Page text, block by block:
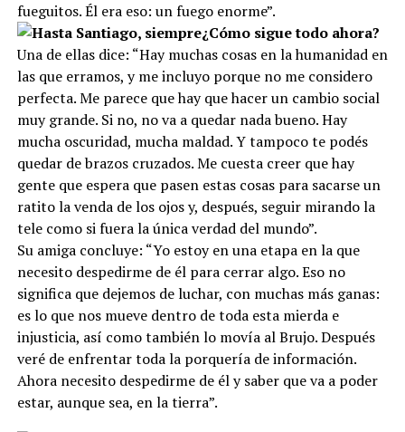
fueguitos. Él era eso: un fuego enorme”.
¿Cómo sigue todo ahora?
Una de ellas dice: “Hay muchas cosas en la humanidad en
las que erramos, y me incluyo porque no me considero
perfecta. Me parece que hay que hacer un cambio social
muy grande. Si no, no va a quedar nada bueno. Hay
mucha oscuridad, mucha maldad. Y tampoco te podés
quedar de brazos cruzados. Me cuesta creer que hay
gente que espera que pasen estas cosas para sacarse un
ratito la venda de los ojos y, después, seguir mirando la
tele como si fuera la única verdad del mundo”.
Su amiga concluye: “Yo estoy en una etapa en la que
necesito despedirme de él para cerrar algo. Eso no
significa que dejemos de luchar, con muchas más ganas:
es lo que nos mueve dentro de toda esta mierda e
injusticia, así como también lo movía al Brujo. Después
veré de enfrentar toda la porquería de información.
Ahora necesito despedirme de él y saber que va a poder
estar, aunque sea, en la tierra”.